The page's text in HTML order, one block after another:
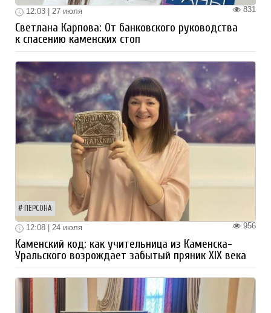
831
12:03 | 27 июля
Светлана Карпова: От банковского руководства
к спасению каменских стоп
ПЕРСОНА
956
12:08 | 24 июля
Каменский код: как учительница из Каменска-
Уральского возрождает забытый пряник XIX века